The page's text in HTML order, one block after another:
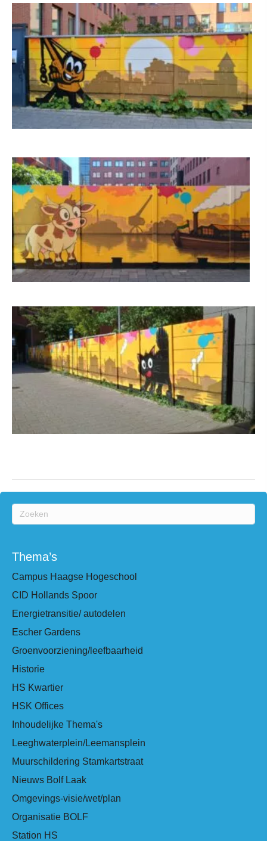
Thema’s
Campus Haagse Hogeschool
CID Hollands Spoor
Energietransitie/ autodelen
Escher Gardens
Groenvoorziening/leefbaarheid
Historie
HS Kwartier
HSK Offices
Inhoudelijke Thema's
Leeghwaterplein/Leemansplein
Muurschildering Stamkartstraat
Nieuws Bolf Laak
Omgevings-visie/wet/plan
Organisatie BOLF
Station HS